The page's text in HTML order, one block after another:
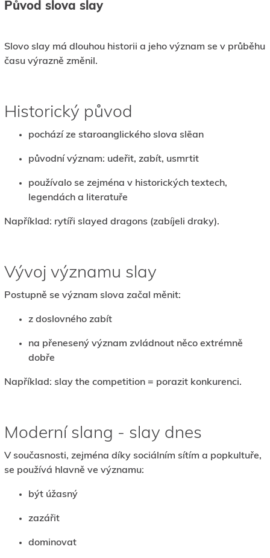
Původ slova slay
Slovo slay má dlouhou historii a jeho význam se v průběhu
času výrazně změnil.
Historický původ
pochází ze staroanglického slova slēan
původní význam: udeřit, zabít, usmrtit
používalo se zejména v historických textech,
legendách a literatuře
Například: rytíři slayed dragons (zabíjeli draky).
Vývoj významu slay
Postupně se význam slova začal měnit:
z doslovného zabít
na přenesený význam zvládnout něco extrémně
dobře
Například: slay the competition = porazit konkurenci.
Moderní slang - slay dnes
V současnosti, zejména díky sociálním sítím a popkultuře,
se používá hlavně ve významu:
být úžasný
zazářit
dominovat